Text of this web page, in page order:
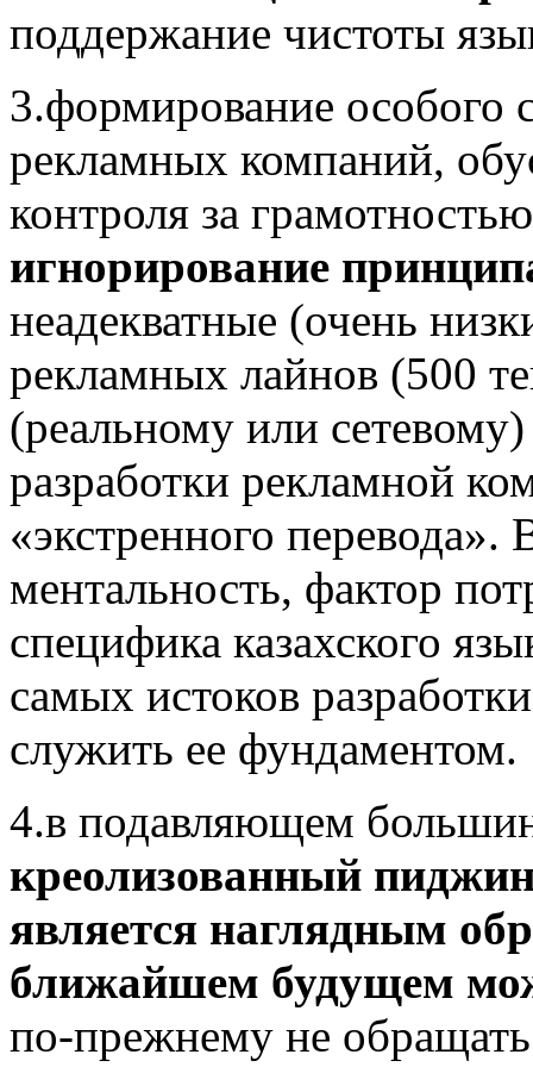
поддержание чистоты
3.формирование особого
рекламных компаний,
контроля за
игнорирование
неадекватные (очень
рекламных лайнов (500
(реальному или
разработки рекламной
«экстренного перевода».
ментальность, фактор
специфика казахского
самых истоков
служить ее фундаментом.
4.в подавляющем
креолизованный
является наглядным
ближайшем будущем
по-прежнему не